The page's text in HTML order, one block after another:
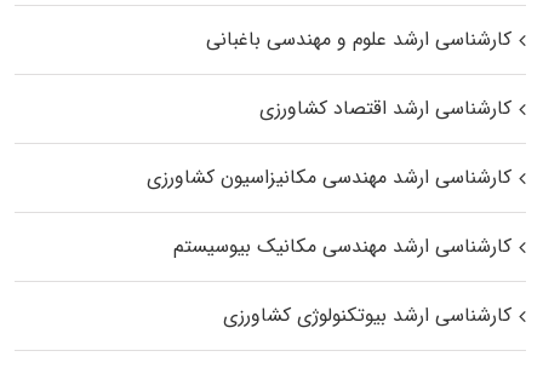
کارشناسی ارشد علوم و مهندسی باغبانی
کارشناسی ارشد اقتصاد کشاورزی
کارشناسی ارشد مهندسی مکانیزاسیون کشاورزی
کارشناسی ارشد مهندسی مکانیک بیوسیستم
کارشناسی ارشد بیوتکنولوژی کشاورزی